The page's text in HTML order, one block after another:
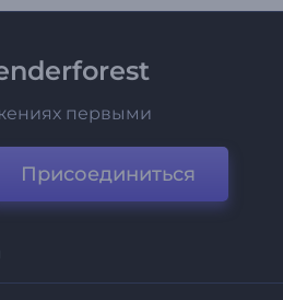
первыми
Присоединиться